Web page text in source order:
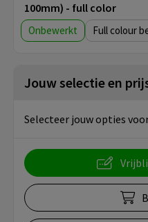
100mm) - full color
Onbewerkt Full colour
Jouw selectie en
Selecteer jouw opties